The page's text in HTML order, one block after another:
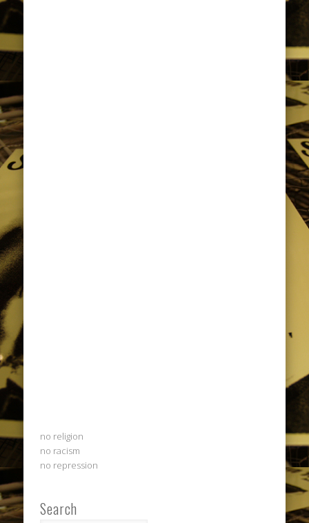
no religion
no racism
no repression
Search